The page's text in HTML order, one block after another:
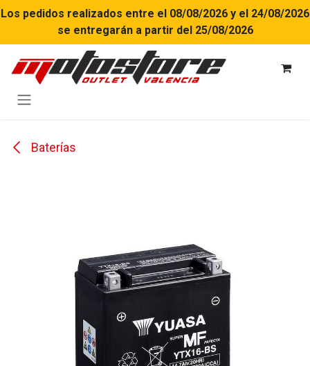
Ir al contenido
Los pedidos realizados entre el 08/08/2026 y el 24/08/2026
se entregarán a partir del 25/08/2026
Baterías